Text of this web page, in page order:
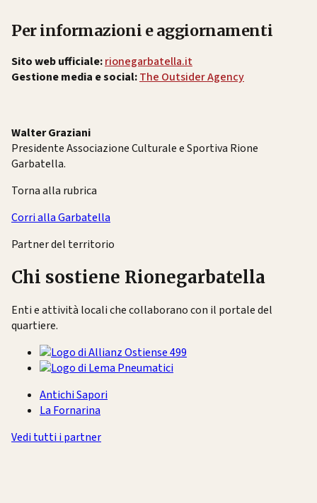
Per informazioni e aggiornamenti
Sito web ufficiale:rionegarbatella.it
Gestione media e social:The Outsider Agency
Walter Graziani
Presidente Associazione Culturale e Sportiva Rione
Garbatella.
Torna alla rubrica
Corri alla Garbatella
Partner del territorio
Chi sostiene Rionegarbatella
Enti e attività locali che collaborano con il portale del
quartiere.
Antichi Sapori
La Fornarina
Vedi tutti i partner